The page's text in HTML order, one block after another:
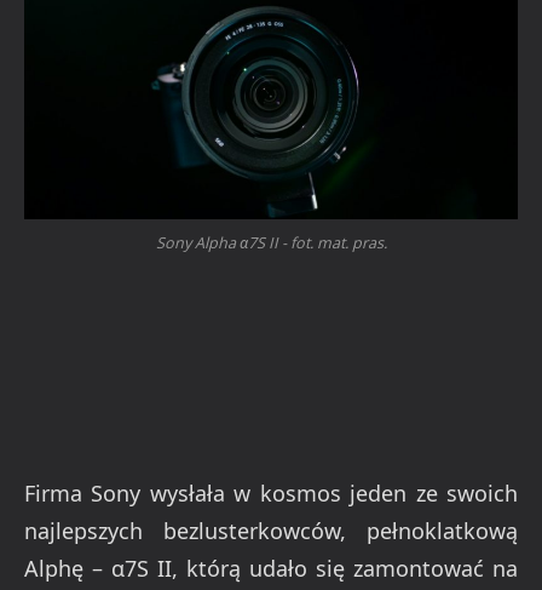
Sony Alpha α7S II - fot. mat. pras.
Firma Sony wysłała w kosmos jeden ze swoich
najlepszych bezlusterkowców, pełnoklatkową
Alphę – α7S II, którą udało się zamontować na